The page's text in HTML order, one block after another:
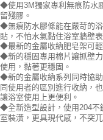
◆使用3M獨家專利無痕防水
留殘膠。
◆無痕防水膠條能在嚴苛的
貼，不怕水氣黏住浴室牆壁表
◆最新的金屬收納肥皂架可
◆新的穩固專用棉片讓抓壁
使用，黏著更穩固。
◆新的金屬收納系列同時協
同使用者的區別進行收納，
讓浴室使用上更便利。
◆全新造型設計，使用204不
室裝潢，更具現代感，不突